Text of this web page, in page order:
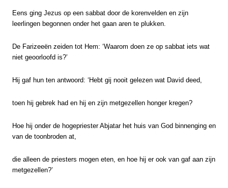
Eens ging Jezus op een sabbat door de korenvelden en zijn
leerlingen begonnen onder het gaan aren te plukken.
De Farizee­ën zeiden tot Hem: ‘Waarom doen ze op sabbat iets wat
niet geoorloofd is?’
Hij gaf hun ten ant­woord: ‘Hebt gij nooit gelezen wat David deed,
toen hij gebrek had en hij en zijn metgezellen honger kregen?
Hoe hij onder de hogepriester Abjatar het huis van God binnenging en
van de toonbroden at,
die alleen de priesters mogen eten, en hoe hij er ook van gaf aan zijn
metgezellen?’